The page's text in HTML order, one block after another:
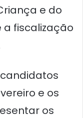
e do
a fiscalização
e os
os